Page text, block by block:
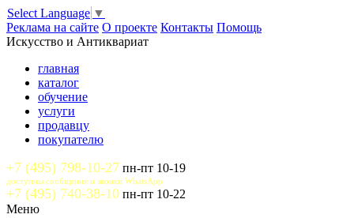
Select Language ▼
Реклама на сайте О проекте Контакты Помощь
Искусство и Антиквариат
главная
каталог
обучение
услуги
продавцу
покупателю
+7 (495) 798-10-27 пн-пт 10-19
доступны сообщения и звонки WhatsApp
+7 (495) 740-38-10 пн-пт 10-22
Меню